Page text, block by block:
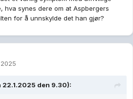
hva synes dere om at Aspbergers
for å unnskylde det han gjør?
22.1.2025 den 9.30):